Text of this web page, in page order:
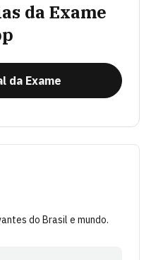
da Exame
da Exame
do Brasil e mundo.